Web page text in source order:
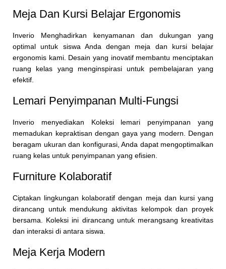
Meja Dan Kursi Belajar Ergonomis
Inverio Menghadirkan kenyamanan dan dukungan yang
optimal untuk siswa Anda dengan meja dan kursi belajar
ergonomis kami. Desain yang inovatif membantu menciptakan
ruang kelas yang menginspirasi untuk pembelajaran yang
efektif.
Lemari Penyimpanan Multi-Fungsi
Inverio menyediakan Koleksi lemari penyimpanan yang
memadukan kepraktisan dengan gaya yang modern. Dengan
beragam ukuran dan konfigurasi, Anda dapat mengoptimalkan
ruang kelas untuk penyimpanan yang efisien.
Furniture Kolaboratif
Ciptakan lingkungan kolaboratif dengan meja dan kursi yang
dirancang untuk mendukung aktivitas kelompok dan proyek
bersama. Koleksi ini dirancang untuk merangsang kreativitas
dan interaksi di antara siswa.
Meja Kerja Modern